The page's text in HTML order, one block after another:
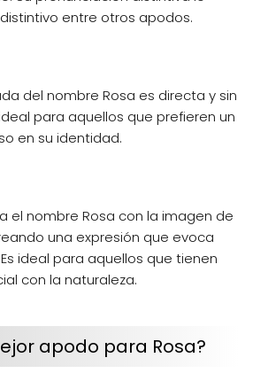
entre otros apodos.
del nombre Rosa es directa y sin
para aquellos que prefieren un
en su identidad.
el nombre Rosa con la imagen de
una expresión que evoca
ideal para aquellos que tienen
con la naturaleza.
apodo para Rosa?